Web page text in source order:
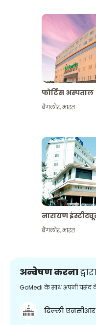
फोर्टिस अस्पताल
बैंगलोर,भारत
नारायण
बैंगलोर,भारत
अन्वेषण करना
GoMedi के साथ अपनी पसंद
दिल्ली एनसीआर